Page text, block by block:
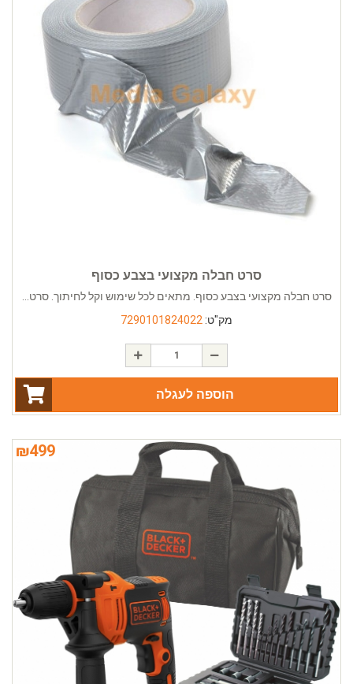
סרט חבלה מקצועי בצבע כסוף
סרט חבלה מקצועי בצבע כסוף. מתאים לכל שימוש וקל לחיתוך. סרט...
מק"ט: 7290101824022
הוספה לעגלה
₪499